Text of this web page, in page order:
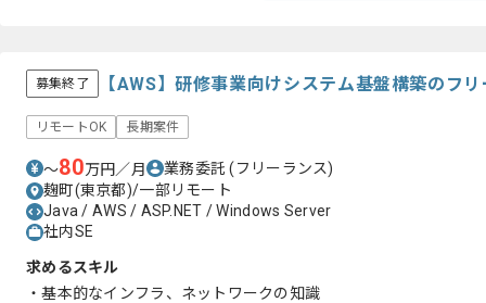
募集終了 【AWS】研修事業向けシステム基盤構築のフ
リモートOK 長期案件
〜80万円／月 業務委託(フリーランス)
麹町(東京都)/一部リモート
Java / AWS / ASP.NET / Windows Server
社内SE
求めるスキル
・基本的なインフラ、ネットワークの知識